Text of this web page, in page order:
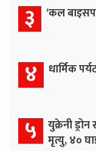
३ ‘कल
४ धार्मिक
५ युक्रेनी
मृत्यु, ४०